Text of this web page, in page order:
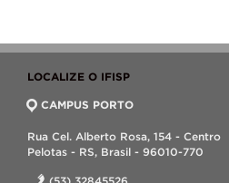
LOCALIZE O IFISP
CAMPUS PORTO
Rua Cel. Alberto Rosa, 154 - Centro
Pelotas - RS, Brasil - 96010-770